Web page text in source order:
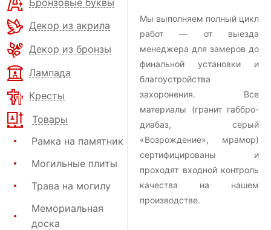
Декор из акрила
Декор из бронзы
Лампада
Кресты
Товары
Рамка на памятник
Могильные плиты
Трава на могилу
Мемориальная
доска
Мы выполняем полный цикл
работ — от выезда
менеджера для замеров до
финальной установки и
благоустройства
захоронения. Все
материалы (гранит габбро-
диабаз, серый
«Возрождение», мрамор)
сертифицированы и
проходят входной контроль
качества на нашем
производстве.